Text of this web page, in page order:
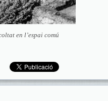
en l’espai comú